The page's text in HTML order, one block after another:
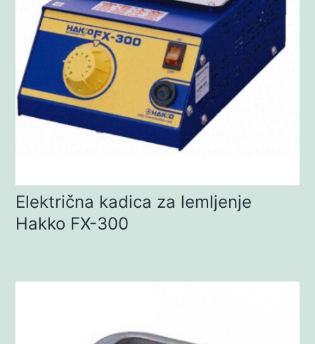
Električna kadica za lemljenje
Hakko FX-300